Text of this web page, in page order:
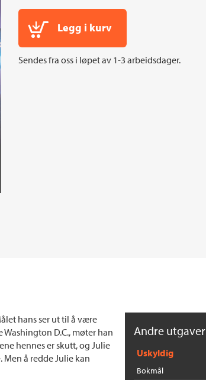
Legg i kurv
Sendes fra oss i løpet av 1-3 arbeidsdager.
hans ser ut til å være
D.C., møter han
hennes er skutt, og Julie
å redde Julie kan
Andre utgaver
Uskyldig
Bokmål